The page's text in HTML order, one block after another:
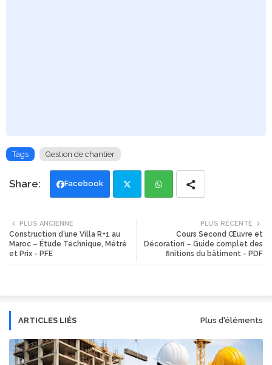
Tags Gestion de chantier
Facebook
PLUS RÉCENTE
Cours Second Œuvre et
Décoration – Guide complet des
finitions du bâtiment - PDF
PLUS ANCIENNE
Construction d’une Villa R+1 au
Maroc – Étude Technique, Métré
et Prix - PFE
ARTICLES LIÉS Plus d'éléments